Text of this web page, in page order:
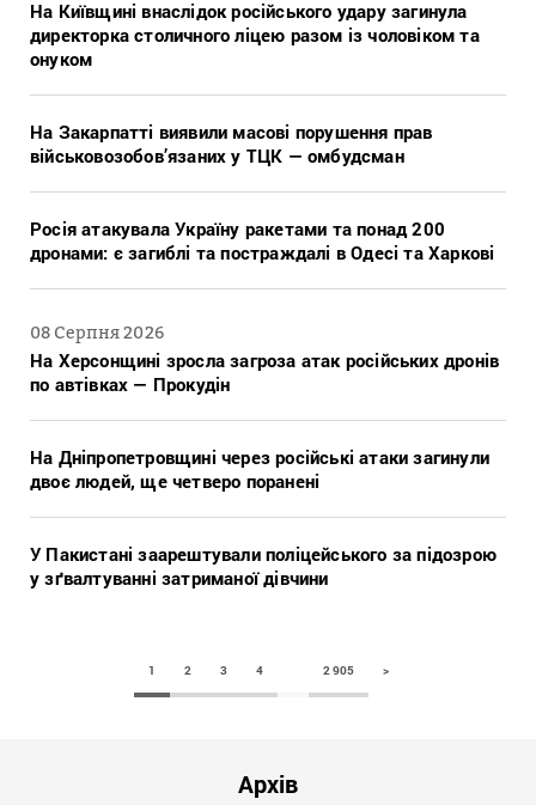
На Київщині внаслідок російського удару загинула
директорка столичного ліцею разом із чоловіком та
онуком
На Закарпатті виявили масові порушення прав
військовозобов’язаних у ТЦК — омбудсман
Росія атакувала Україну ракетами та понад 200
дронами: є загиблі та постраждалі в Одесі та Харкові
08 Серпня 2026
На Херсонщині зросла загроза атак російських дронів
по автівках — Прокудін
На Дніпропетровщині через російські атаки загинули
двоє людей, ще четверо поранені
У Пакистані заарештували поліцейського за підозрою
у зґвалтуванні затриманої дівчини
1 2 3 4 2 905 >
Архів